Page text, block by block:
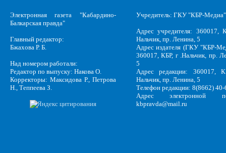
Электронная газета "Кабардино-
Балкарская правда"
Главный редактор:
Бжахова Р. Б.
Над номером работали:
Редактор по выпуску: Накова О.
Корректоры: Максидова Р., Петрова
Н., Теппеева З.
Учредитель: ГКУ "КБР-Медиа"
Адрес учредителя: 360017,
Нальчик, пр. Ленина, 5
Адрес издателя (ГКУ "КБР-
360017, КБР, г .Нальчик, пр.
5
Адрес редакции: 360017,
Нальчик, пр. Ленина, 5
Телефон редакции: 8(8662)
Адрес электронной
kbpravda@mail.ru